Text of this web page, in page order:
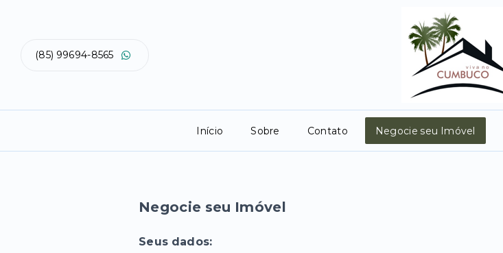
(85) 99694-8565
Início Sobre Contato Negocie seu Imóvel
Negocie seu Imóvel
Seus dados: